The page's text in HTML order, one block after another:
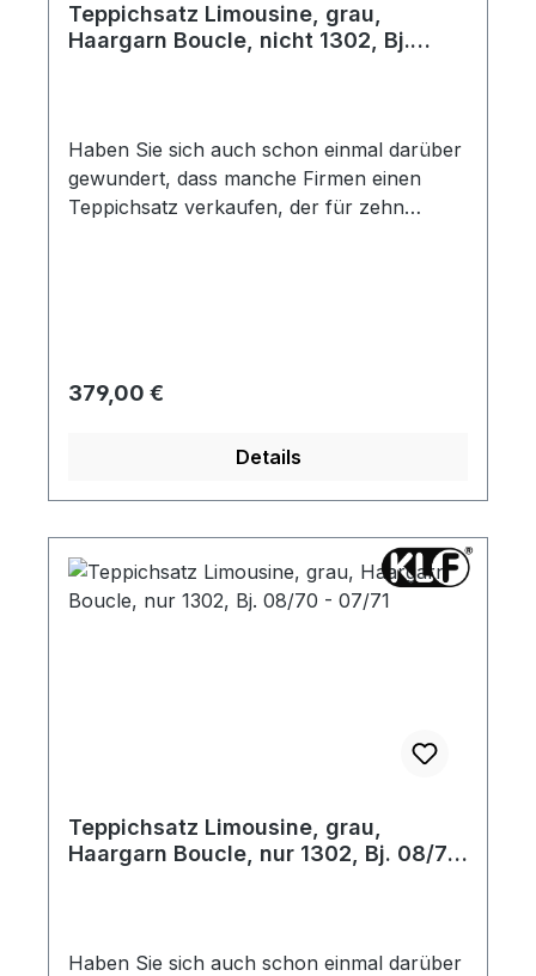
Teppichsatz Limousine, grau,
Haargarn Boucle, nicht 1302, Bj.
Haben Sie sich auch schon einmal darüber
gewundert, dass manche Firmen einen
Teppichsatz verkaufen, der für zehn
Teppich nachempfunden. Die Teile sind
speziell auf das Baujahr zugeschnitten und
umlaufende Stoffeinfassung. Die seitlichen
Teppichleisten sind angenäht. Gerne
zu.
Regulärer Preis:
379,00 €
Details
Teppichsatz Limousine, grau,
Haargarn Boucle, nur 1302, Bj. 08/70
Haben Sie sich auch schon einmal darüber